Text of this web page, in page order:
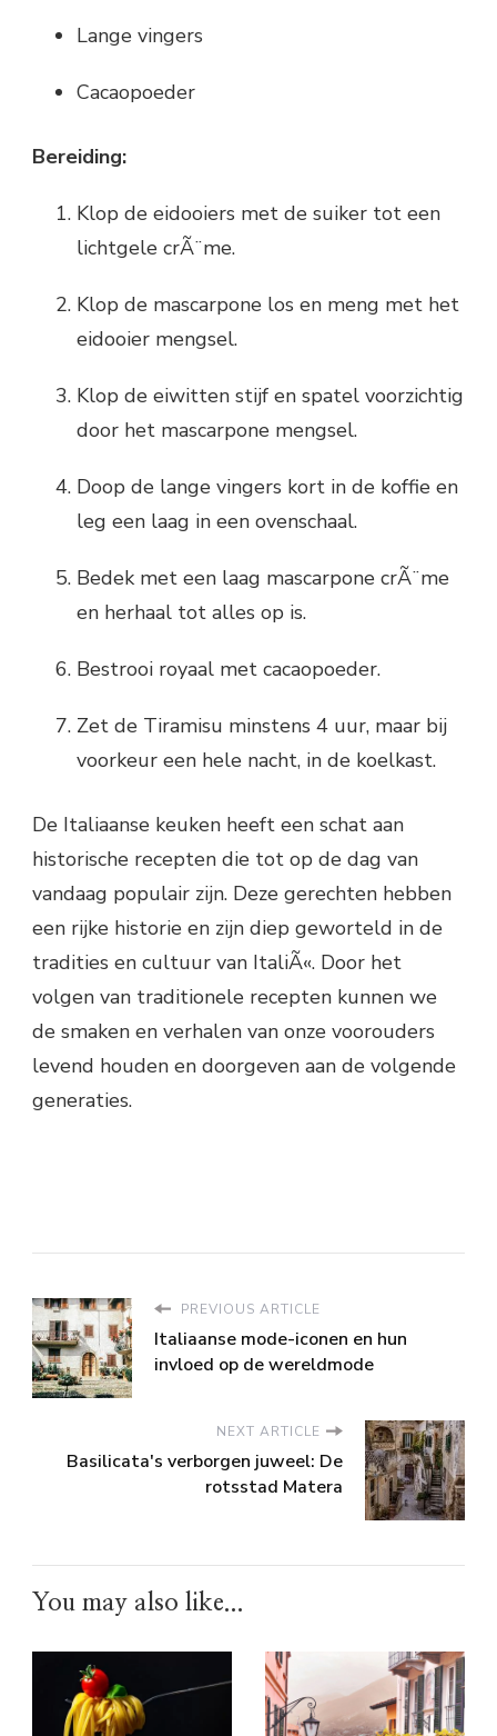
Lange vingers
Cacaopoeder
Bereiding:
Klop de eidooiers met de suiker tot een
lichtgele crÃ¨me.
Klop de mascarpone los en meng met het
eidooier mengsel.
Klop de eiwitten stijf en spatel voorzichtig
door het mascarpone mengsel.
Doop de lange vingers kort in de koffie en
leg een laag in een ovenschaal.
Bedek met een laag mascarpone crÃ¨me
en herhaal tot alles op is.
Bestrooi royaal met cacaopoeder.
Zet de Tiramisu minstens 4 uur, maar bij
voorkeur een hele nacht, in de koelkast.
De Italiaanse keuken heeft een schat aan
historische recepten die tot op de dag van
vandaag populair zijn. Deze gerechten hebben
een rijke historie en zijn diep geworteld in de
tradities en cultuur van ItaliÃ«. Door het
volgen van traditionele recepten kunnen we
de smaken en verhalen van onze voorouders
levend houden en doorgeven aan de volgende
generaties.
PREVIOUS ARTICLE
Italiaanse mode-iconen en hun
invloed op de wereldmode
NEXT ARTICLE
Basilicata's verborgen juweel: De
rotsstad Matera
You may also like...